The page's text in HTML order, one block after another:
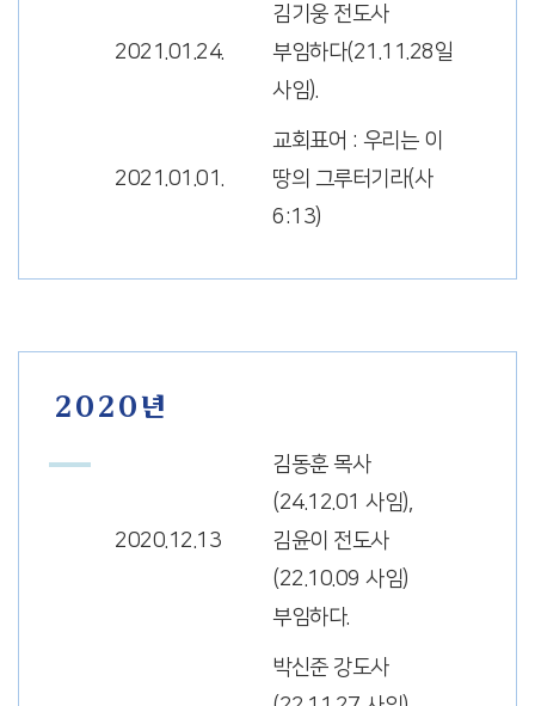
2021.01.24.
김기웅 전도사
부임하다(21.11.28일
사임).
2021.01.01.
교회표어 : 우리는 이
땅의 그루터기라(사
6:13)
2020년
2020.12.13
김동훈 목사
(24.12.01 사임),
김윤이 전도사
(22.10.09 사임)
부임하다.
박신준 강도사